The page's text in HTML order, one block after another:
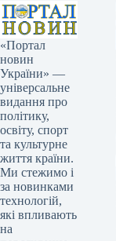
«Портал
новин
України» —
універсальне
видання про
політику,
освіту, спорт
та культурне
життя країни.
Ми стежимо і
за новинками
технологій,
які впливають
на